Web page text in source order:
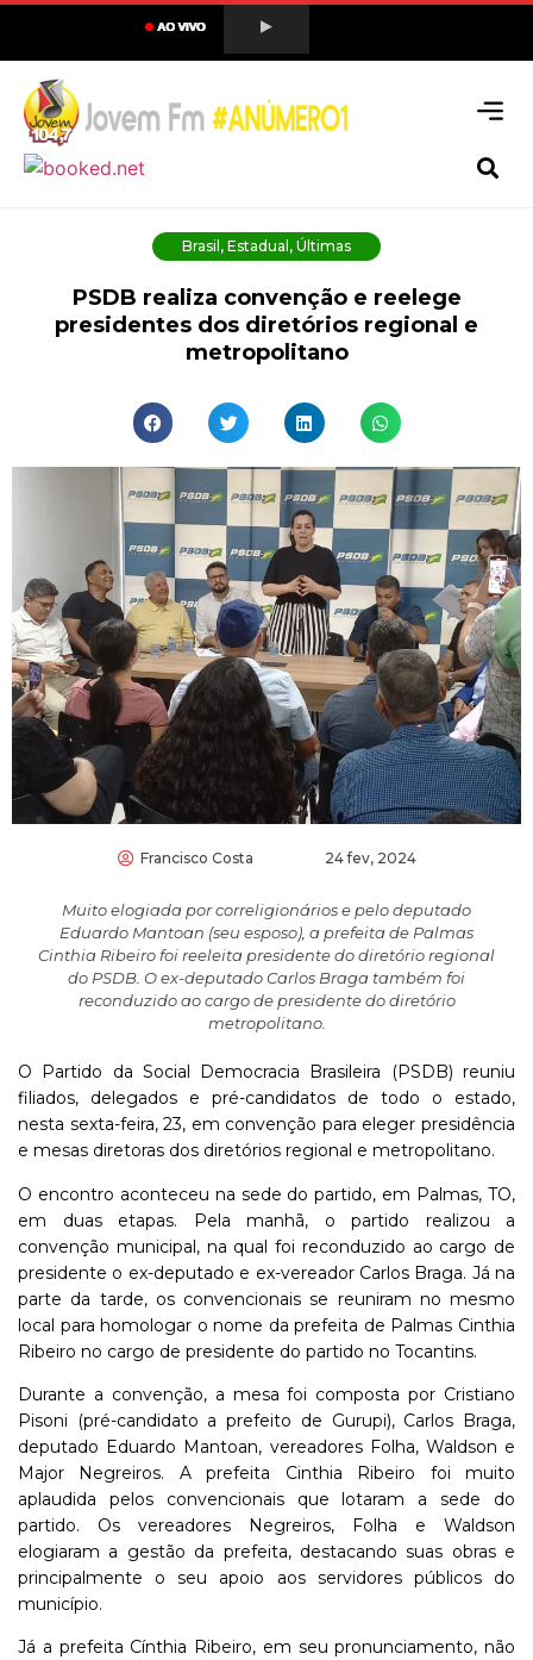
Brasil , Estadual , Últimas
PSDB realiza convenção e reelege
presidentes dos diretórios regional e
metropolitano
Francisco Costa 24 fev, 2024
Muito elogiada por correligionários e pelo deputado
Eduardo Mantoan (seu esposo), a prefeita de Palmas
Cinthia Ribeiro foi reeleita presidente do diretório regional
do PSDB. O ex-deputado Carlos Braga também foi
reconduzido ao cargo de presidente do diretório
metropolitano.
O Partido da Social Democracia Brasileira (PSDB) reuniu
filiados, delegados e pré-candidatos de todo o estado,
nesta sexta-feira, 23, em convenção para eleger presidência
e mesas diretoras dos diretórios regional e metropolitano.
O encontro aconteceu na sede do partido, em Palmas, TO,
em duas etapas. Pela manhã, o partido realizou a
convenção municipal, na qual foi reconduzido ao cargo de
presidente o ex-deputado e ex-vereador Carlos Braga. Já na
parte da tarde, os convencionais se reuniram no mesmo
local para homologar o nome da prefeita de Palmas Cinthia
Ribeiro no cargo de presidente do partido no Tocantins.
Durante a convenção, a mesa foi composta por Cristiano
Pisoni (pré-candidato a prefeito de Gurupi), Carlos Braga,
deputado Eduardo Mantoan, vereadores Folha, Waldson e
Major Negreiros. A prefeita Cinthia Ribeiro foi muito
aplaudida pelos convencionais que lotaram a sede do
partido. Os vereadores Negreiros, Folha e Waldson
elogiaram a gestão da prefeita, destacando suas obras e
principalmente o seu apoio aos servidores públicos do
município.
Já a prefeita Cínthia Ribeiro, em seu pronunciamento, não